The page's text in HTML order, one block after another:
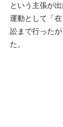
という主張が
運動として「
訟まで行った
た。